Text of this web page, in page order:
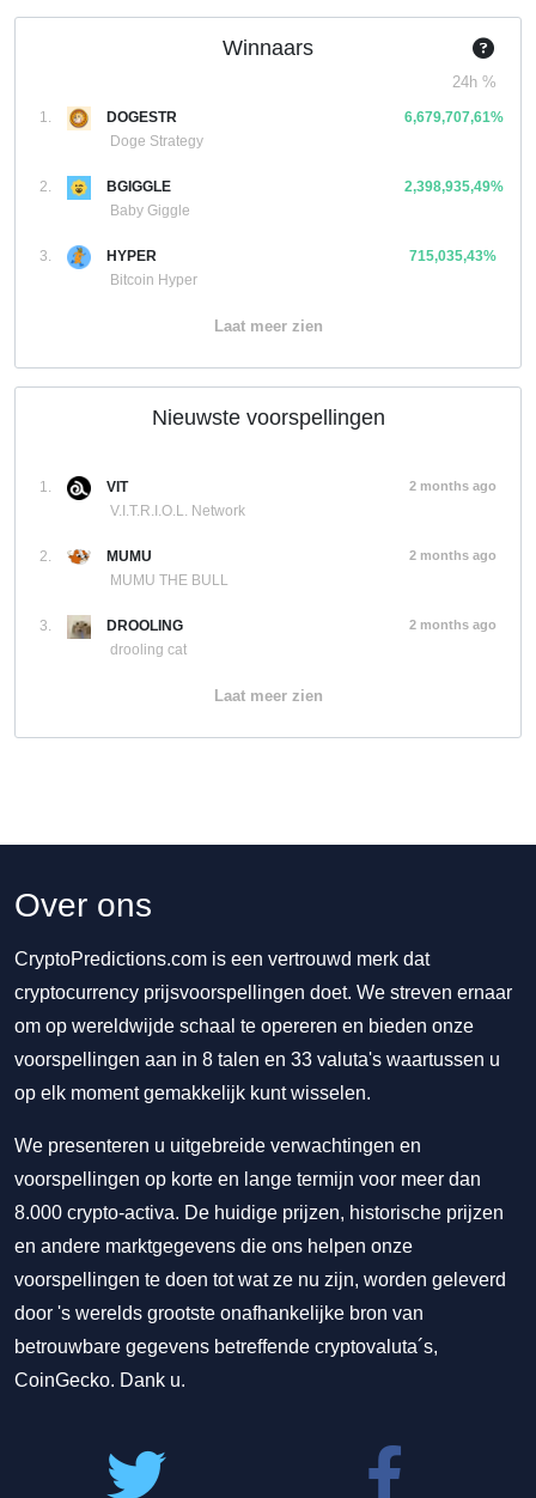
Winnaars
24h %
1.
DOGESTR
Doge Strategy
6,679,707,61%
2.
BGIGGLE
Baby Giggle
2,398,935,49%
3.
HYPER
Bitcoin Hyper
715,035,43%
Laat meer zien
Nieuwste voorspellingen
1.
VIT
V.I.T.R.I.O.L. Network
2 months ago
2.
MUMU
MUMU THE BULL
2 months ago
3.
DROOLING
drooling cat
2 months ago
Laat meer zien
Over ons
CryptoPredictions.com is een vertrouwd merk dat
cryptocurrency prijsvoorspellingen doet. We streven ernaar
om op wereldwijde schaal te opereren en bieden onze
voorspellingen aan in 8 talen en 33 valuta's waartussen u
op elk moment gemakkelijk kunt wisselen.
We presenteren u uitgebreide verwachtingen en
voorspellingen op korte en lange termijn voor meer dan
8.000 crypto-activa. De huidige prijzen, historische prijzen
en andere marktgegevens die ons helpen onze
voorspellingen te doen tot wat ze nu zijn, worden geleverd
door 's werelds grootste onafhankelijke bron van
betrouwbare gegevens betreffende cryptovaluta´s,
CoinGecko. Dank u.